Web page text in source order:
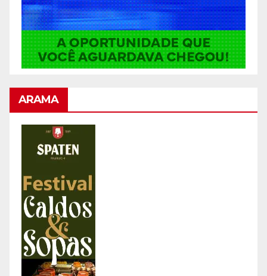
ARAMA